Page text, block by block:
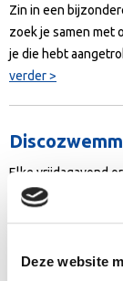
Deze website
Zin in een
zoek je samen met
je die hebt
verder >
Elke vrijdagavond
de basisschool.